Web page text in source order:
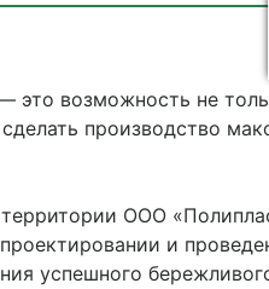
это возможность не
производство
ООО
и
успешного